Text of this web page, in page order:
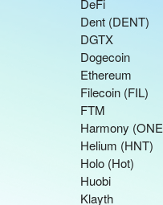
DeFi
Dent (DENT)
DGTX
Dogecoin
Ethereum
Filecoin (FIL)
FTM
Harmony (ONE
Helium (HNT)
Holo (Hot)
Huobi
Klayth